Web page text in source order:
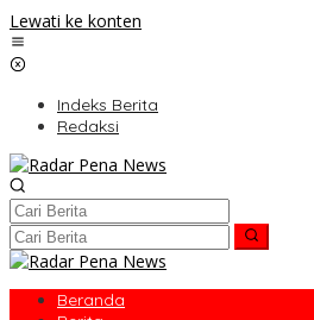
Lewati ke konten
Indeks Berita
Redaksi
Beranda